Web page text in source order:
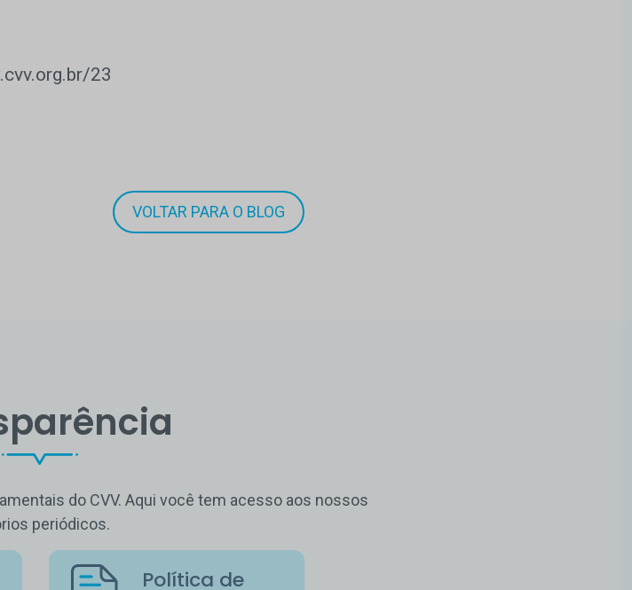
23
VOLTAR PARA O BLOG
do CVV. Aqui você tem acesso aos nossos
periódicos.
Política de